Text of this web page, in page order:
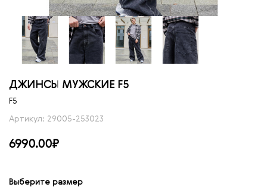
ДЖИНСЫ МУЖСКИЕ F5
F5
Артикул: 29005-253023
6990.00₽
Выберите размер